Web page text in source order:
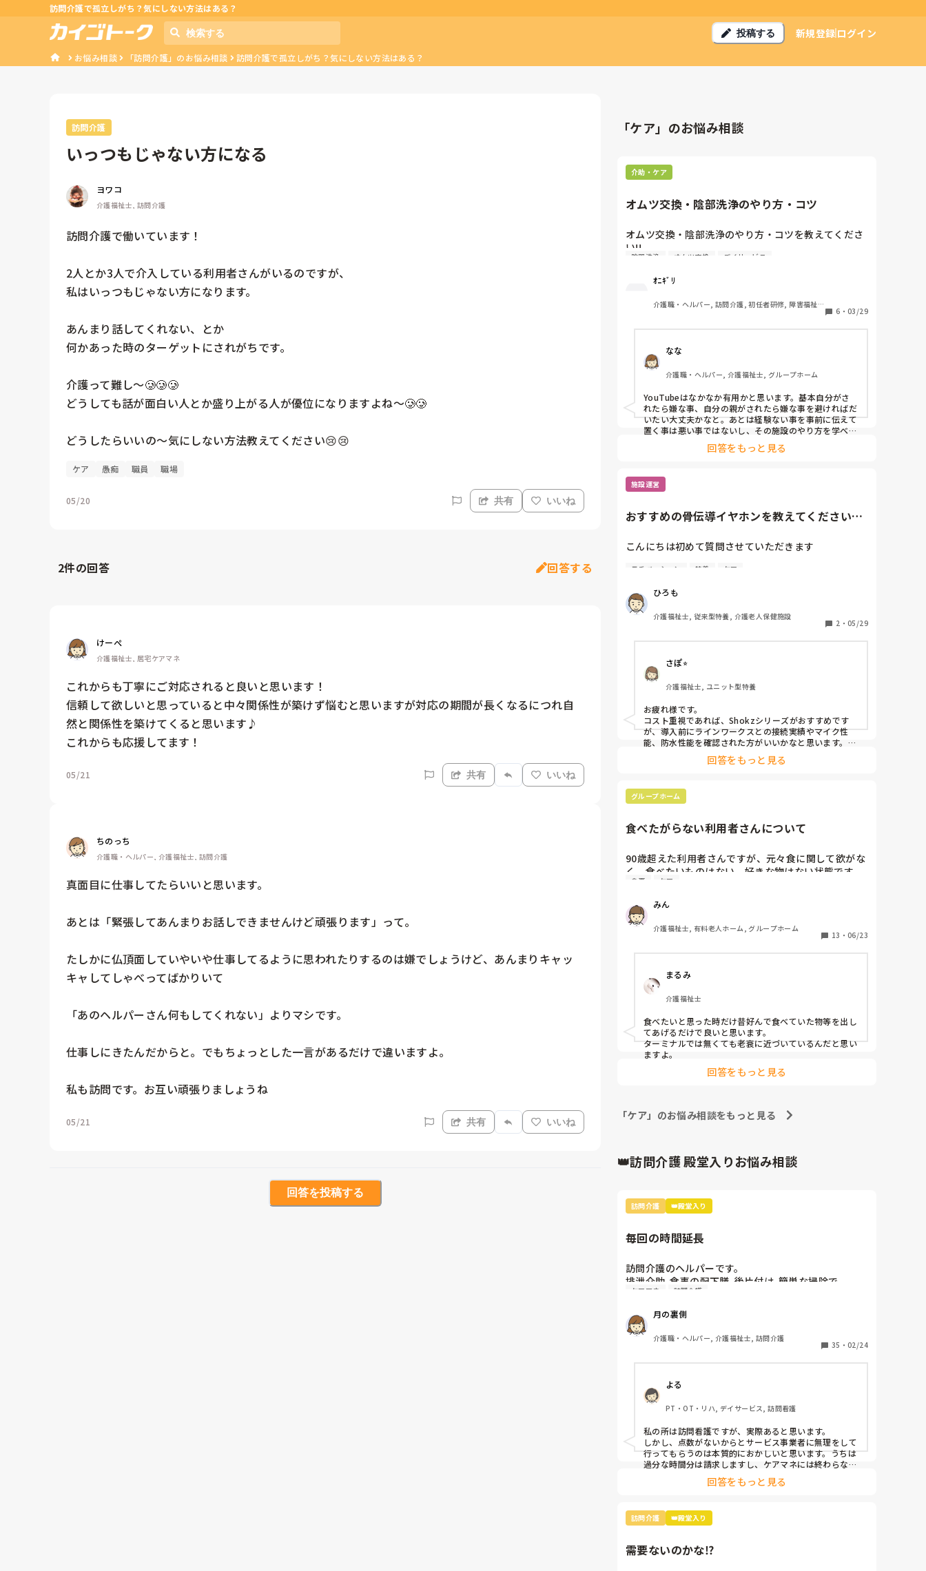
訪問介護で孤立しがち？気にしない方法はある？
投稿する 新規登録ログイン
お悩み相談 「訪問介護」のお悩み相談 訪問介護で孤立しがち？気にしない方法はある？
訪問介護
いっつもじゃない方になる
ヨワコ
介護福祉士, 訪問介護
訪問介護で働いています！
2人とか3人で介入している利用者さんがいるのですが、
私はいっつもじゃない方になります。
あんまり話してくれない、とか
何かあった時のターゲットにされがちです。
介護って難し〜🥲🥲🥲
どうしても話が面白い人とか盛り上がる人が優位になりますよね〜🥲🥲
どうしたらいいの〜気にしない方法教えてください😢😢
ケア 愚痴 職員 職場
05/20 共有 いいね
2件の回答 回答する
けーぺ
介護福祉士, 居宅ケアマネ
これからも丁寧にご対応されると良いと思います！
信頼して欲しいと思っていると中々関係性が築けず悩むと思いますが対応の期間が長くなるにつれ自
然と関係性を築けてくると思います♪
これからも応援してます！
05/21 共有 いいね
ちのっち
介護職・ヘルパー, 介護福祉士, 訪問介護
真面目に仕事してたらいいと思います。
あとは「緊張してあんまりお話しできませんけど頑張ります」って。
たしかに仏頂面していやいや仕事してるように思われたりするのは嫌でしょうけど、あんまりキャッ
キャしてしゃべってばかりいて
「あのヘルパーさん何もしてくれない」よりマシです。
仕事しにきたんだからと。でもちょっとした一言があるだけで違いますよ。
私も訪問です。お互い頑張りましょうね
05/21 共有 いいね
回答を投稿する
「ケア」のお悩み相談
介助・ケア
オムツ交換・陰部洗浄のやり方・コツ
オムツ交換・陰部洗浄のやり方・コツを教えてくださ
い!!
カイテク・タイミーやってるんですけど、頼まれたら
できないと思い特養とグルホは外してます><
陰部洗浄 オムツ交換 デイサービス
ｵﾆｷﾞﾘ
介護職・ヘルパー, 訪問介護, 初任者研修, 障害福祉関
6 ・ 03/29
なな
介護職・ヘルパー, 介護福祉士, グループホーム
YouTubeはなかなか有用かと思います。基本自分がさ
れたら嫌な事、自分の親がされたら嫌な事を避ければだ
いたい大丈夫かなと。あとは経験ない事を事前に伝えて
置く事は悪い事ではないし、その施設のやり方を学べる
機会と考えればいいのかなと考えます。
頑張ってください？回答をもっと見る
施設運営
おすすめの骨伝導イヤホンを教えてください
こんにちは初めて質問させていただきます
ラインワークスラジャーに対応した、おすすめの骨伝
職場で今後ラインワークスラジャーを活用したインカ
アプリで確認とれているもの以外でできるだけコスパ
の良いものを探しています
モチベーション 特養 ケア
ひろも
介護福祉士, 従来型特養, 介護老人保健施設
2 ・ 05/29
さぽ⭐︎
介護福祉士, ユニット型特養
お疲れ様です。
コスト重視であれば、Shokzシリーズがおすすめです
が、導入前にラインワークスとの接続実績やマイク性
能、防水性能を確認された方がいいかなと思います。
また、入浴介助など使用環境によって必要な性能が変わ
討した方が失敗が少ないと思います。
回答をもっと見る
グループホーム
食べたがらない利用者さんについて
90歳超えた利用者さんですが、元々食に関して欲がな
く、食べたいものはない。好きな物はない状態です。
甘いものも嫌いです。
食べています。半分と言っても「もういらない」と言
われてるところを半分は食べようと言って食べさせて
る状態。拒否が強い時は半分も食べれず中止してま
す。元々ご飯量50ｇと少なくしてありおかずは普通量
拒否があったら何回かだけトライしてそれでも拒否が
あれば中止にしていいという話が出てるのですが そう
なると1割も食べれず1口2口になるので、メイバラン
ス1日3本摂取するようになるそうです。
半分位はだましだましでも 食べさせたいと思うのです
が 本人の意志を尊重して中止した方がいいのでしょう
か？
内臓系で悪いところはないので ターミナルとかの人で
食事 ケア
みん
介護福祉士, 有料老人ホーム, グループホーム
13 ・ 06/23
まるみ
介護福祉士
食べたいと思った時だけ昔好んで食べていた物等を出し
てあげるだけで良いと思います。
ターミナルでは無くても老衰に近づいているんだと思い
ますよ。
回答をもっと見る
「ケア」のお悩み相談をもっと見る
👑訪問介護 殿堂入りお悩み相談
訪問介護 👑殿堂入り
毎回の時間延長
訪問介護のヘルパーです。
排泄介助  食事の配下膳  後片付け  簡単な掃除で
身体1生活2の1時間20分のサービスですが
利用者さんが食事に1時間近くかかり
食後の片付けとベッドでの体制を整えたら毎回20分近
くオーバーです。
ケアマネに何度も伝えますが 「点数も無いし自費もも
う使えない」と言われ 認めてもらえません。
ケアマネ 訪問介護
月の裏側
介護職・ヘルパー, 介護福祉士, 訪問介護
35 ・ 02/24
よる
PT・OT・リハ, デイサービス, 訪問看護
私の所は訪問看護ですが、実際あると思います。
しかし、点数がないからとサービス事業者に無理をして
行ってもらうのは本質的におかしいと思います。うちは
過分な時間分は請求しますし、ケアマネには終わらない
ので、それであれば外のサービスや家族などの協力を得
るなど工夫してもらうように頼んでますね。
回答をもっと見る
訪問介護 👑殿堂入り
需要ないのかな⁉️